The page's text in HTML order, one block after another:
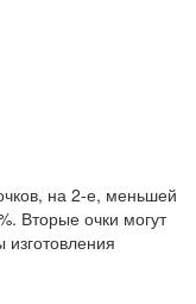
на 2-е, меньшей
Вторые очки могут